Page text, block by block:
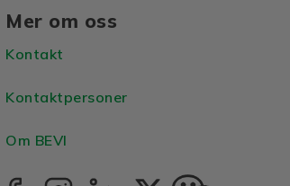
Mer om oss
Kontakt
Kontaktpersoner
Om BEVI